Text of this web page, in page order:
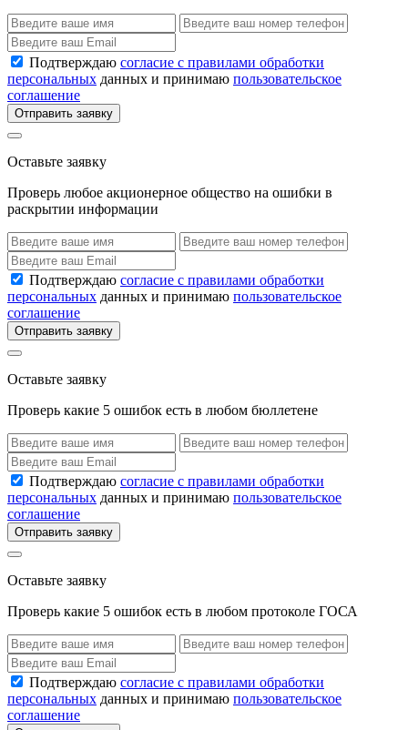
Подтверждаю согласие с правилами обработки
персональных данных и принимаю пользовательское
соглашение
Отправить заявку
Оставьте заявку
Проверь любое акционерное общество на ошибки в
раскрытии информации
Подтверждаю согласие с правилами обработки
персональных данных и принимаю пользовательское
соглашение
Отправить заявку
Оставьте заявку
Проверь какие 5 ошибок есть в любом бюллетене
Подтверждаю согласие с правилами обработки
персональных данных и принимаю пользовательское
соглашение
Отправить заявку
Оставьте заявку
Проверь какие 5 ошибок есть в любом протоколе ГОСА
Подтверждаю согласие с правилами обработки
персональных данных и принимаю пользовательское
соглашение